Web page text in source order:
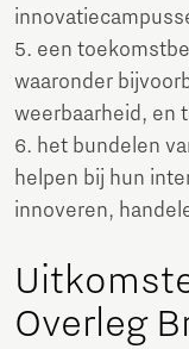
5. een
waaronder
weerbaarheid, en
6. het bundelen
helpen bij hun
innoveren,
Overleg